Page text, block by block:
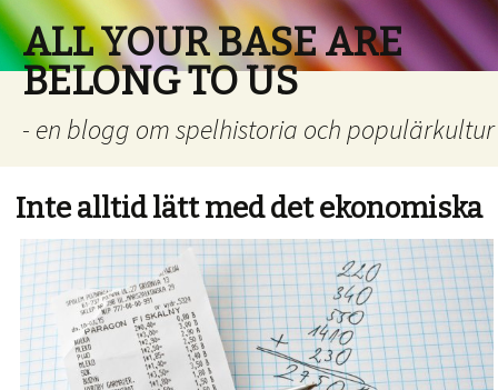
ALL YOUR BASE ARE
BELONG TO US
- en blogg om spelhistoria och populärkultur
Inte alltid lätt med det ekonomiska